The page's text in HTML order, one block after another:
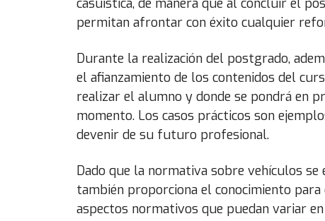
casuística, de manera que al concluir el
permitan afrontar con éxito cualquier
Durante la realización del postgrado,
el afianzamiento de los contenidos del
realizar el alumno y donde se pondrá en
momento. Los casos prácticos son
devenir de su futuro profesional.
Dado que la normativa sobre vehículos
también proporciona el conocimiento
aspectos normativos que puedan variar